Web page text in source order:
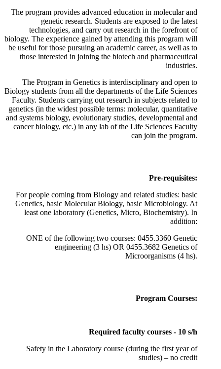
The program provides advanced education in molecular and
genetic research. Students are exposed to the latest
technologies, and carry out research in the forefront of
biology. The experience gained by attending this program will
be useful for those pursuing an academic career, as well as to
those interested in joining the biotech and pharmaceutical
industries.
The Program in Genetics is interdisciplinary and open to
Biology students from all the departments of the Life Sciences
Faculty. Students carrying out research in subjects related to
genetics (in the widest possible terms: molecular, quantitative
and systems biology, evolutionary studies, developmental and
cancer biology, etc.) in any lab of the Life Sciences Faculty
can join the program.
Pre-requisites:
For people coming from Biology and related studies: basic
Genetics, basic Molecular Biology, basic Microbiology. At
least one laboratory (Genetics, Micro, Biochemistry). In
addition:
ONE of the following two courses: 0455.3360 Genetic
engineering (3 hs) OR 0455.3682 Genetics of
Microorganisms (4 hs).
Program Courses:
Required faculty courses - 10 s/h
Safety in the Laboratory course (during the first year of
studies) – no credit